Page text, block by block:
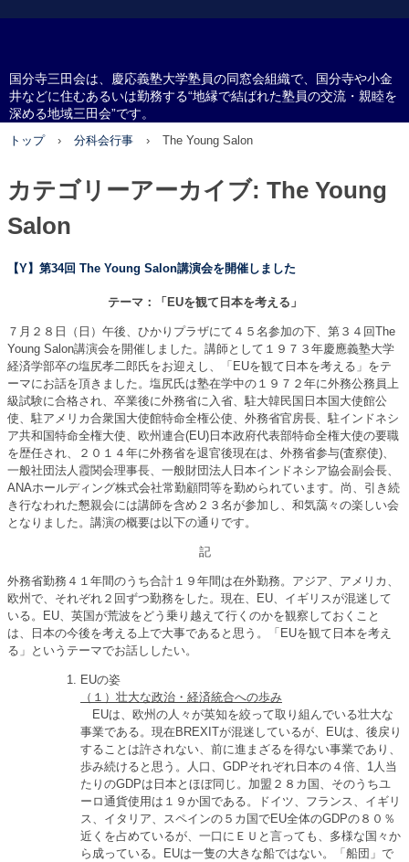
国分寺三田会
国分寺三田会は、慶応義塾大学塾員の同窓会組織で、国分寺や小金
井などに住むあるいは勤務する“地縁で結ばれた塾員の交流・親睦を
深める地域三田会”です。
トップ › 分科会行事 › The Young Salon
カテゴリーアーカイブ: The Young
Salon
【Y】第34回 The Young Salon講演会を開催しました
テーマ：「EUを観て日本を考える」
７月２８日（日）午後、ひかりプラザにて４５名参加の下、第３４回The
Young Salon講演会を開催しました。講師として１９７３年慶應義塾大学
経済学部卒の塩尻孝二郎氏をお迎えし、「EUを観て日本を考える」をテ
ーマにお話を頂きました。塩尻氏は塾在学中の１９７２年に外務公務員上
級試験に合格され、卒業後に外務省に入省、駐大韓民国日本国大使館公
使、駐アメリカ合衆国大使館特命全権公使、外務省官房長、駐インドネシ
ア共和国特命全権大使、欧州連合(EU)日本政府代表部特命全権大使の要職
を歴任され、２０１４年に外務省を退官後現在は、外務省参与(査察使)、
一般社団法人霞関会理事長、一般財団法人日本インドネシア協会副会長、
ANAホールディング株式会社常勤顧問等を勤められています。尚、引き続
き行なわれた懇親会には講師を含め２３名が参加し、和気藹々の楽しい会
となりました。講演の概要は以下の通りです。
記
外務省勤務４１年間のうち合計１９年間は在外勤務。アジア、アメリカ、
欧州で、それぞれ２回ずつ勤務をした。現在、EU、イギリスが混迷して
いる。EU、英国が荒波をどう乗り越えて行くのかを観察しておくこと
は、日本の今後を考える上で大事であると思う。「EUを観て日本を考え
る」というテーマでお話ししたい。
EUの姿
（１）壮大な政治・経済統合への歩み
EUは、欧州の人々が英知を絞って取り組んでいる壮大な
事業である。現在BREXITが混迷しているが、EUは、後戻り
することは許されない、前に進まざるを得ない事業であり、
歩み続けると思う。人口、GDPそれぞれ日本の４倍、1人当
たりのGDPは日本とほぼ同じ。加盟２８カ国、そのうちユ
ーロ通貨使用は１９か国である。ドイツ、フランス、イギリ
ス、イタリア、スペインの５カ国でEU全体のGDPの８０％
近くを占めているが、一口にＥＵと言っても、多様な国々か
ら成っている。EUは一隻の大きな船ではない。「船団」で